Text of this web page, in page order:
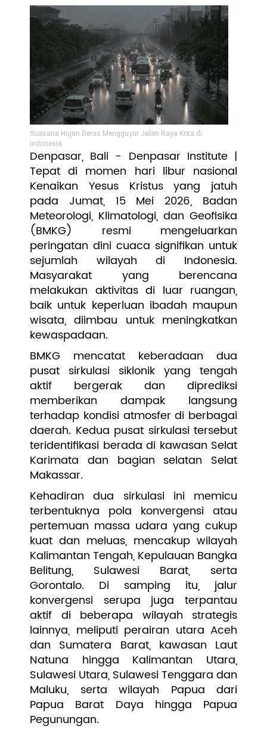
Suasana Hujan Deras Mengguyur Jalan Raya Kota di
Indonesia
Denpasar, Bali - Denpasar Institute |
Tepat di momen hari libur nasional
Kenaikan Yesus Kristus yang jatuh
pada Jumat, 15 Mei 2026, Badan
Meteorologi, Klimatologi, dan Geofisika
(BMKG) resmi mengeluarkan
peringatan dini cuaca signifikan untuk
sejumlah wilayah di Indonesia.
Masyarakat yang berencana
melakukan aktivitas di luar ruangan,
baik untuk keperluan ibadah maupun
wisata, diimbau untuk meningkatkan
kewaspadaan.
BMKG mencatat keberadaan dua
pusat sirkulasi siklonik yang tengah
aktif bergerak dan diprediksi
memberikan dampak langsung
terhadap kondisi atmosfer di berbagai
daerah. Kedua pusat sirkulasi tersebut
teridentifikasi berada di kawasan Selat
Karimata dan bagian selatan Selat
Makassar.
Kehadiran dua sirkulasi ini memicu
terbentuknya pola konvergensi atau
pertemuan massa udara yang cukup
kuat dan meluas, mencakup wilayah
Kalimantan Tengah, Kepulauan Bangka
Belitung, Sulawesi Barat, serta
Gorontalo. Di samping itu, jalur
konvergensi serupa juga terpantau
aktif di beberapa wilayah strategis
lainnya, meliputi perairan utara Aceh
dan Sumatera Barat, kawasan Laut
Natuna hingga Kalimantan Utara,
Sulawesi Utara, Sulawesi Tenggara dan
Maluku, serta wilayah Papua dari
Papua Barat Daya hingga Papua
Pegunungan.